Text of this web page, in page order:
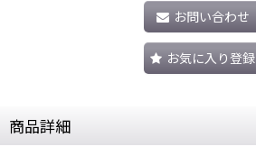
お問い合わせ
お気に入り登録
商品詳細